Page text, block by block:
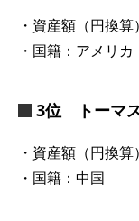
・資産額（円換
・国籍：アメリカ
3位 トーマ
・資産額（円換
・国籍：中国